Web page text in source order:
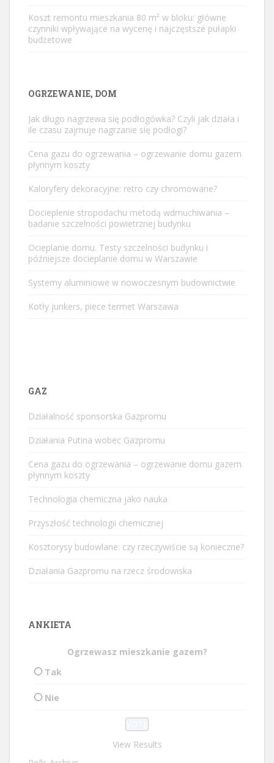
Koszt remontu mieszkania 80 m² w bloku: główne
czynniki wpływające na wycenę i najczęstsze pułapki
budżetowe
OGRZEWANIE, DOM
Jak długo nagrzewa się podłogówka? Czyli jak działa i
ile czasu zajmuje nagrzanie się podłogi?
Cena gazu do ogrzewania – ogrzewanie domu gazem
płynnym koszty
Kaloryfery dekoracyjne: retro czy chromowane?
Docieplenie stropodachu metodą wdmuchiwania –
badanie szczelności powietrznej budynku
Ocieplanie domu. Testy szczelności budynku i
późniejsze docieplanie domu w Warszawie
Systemy aluminiowe w nowoczesnym budownictwie
Kotły junkers, piece termet Warszawa
GAZ
Działalność sponsorska Gazpromu
Działania Putina wobec Gazpromu
Cena gazu do ogrzewania – ogrzewanie domu gazem
płynnym koszty
Technologia chemiczna jako nauka
Przyszłość technologii chemicznej
Kosztorysy budowlane: czy rzeczywiście są konieczne?
Działania Gazpromu na rzecz środowiska
ANKIETA
Ogrzewasz mieszkanie gazem?
Tak
Nie
View Results